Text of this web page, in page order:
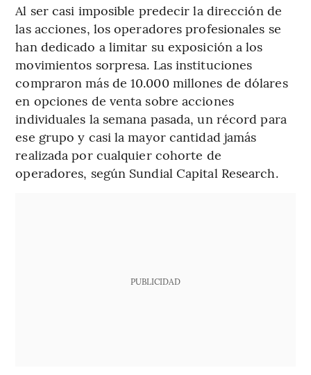
Al ser casi imposible predecir la dirección de
las acciones, los operadores profesionales se
han dedicado a limitar su exposición a los
movimientos sorpresa. Las instituciones
compraron más de 10.000 millones de dólares
en opciones de venta sobre acciones
individuales la semana pasada, un récord para
ese grupo y casi la mayor cantidad jamás
realizada por cualquier cohorte de
operadores, según Sundial Capital Research.
PUBLICIDAD